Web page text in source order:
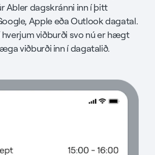
Abler dagskránni inn í þitt
Apple eða Outlook dagatal.
hverjum viðburði svo nú er hægt
viðburði inn í dagatalið.